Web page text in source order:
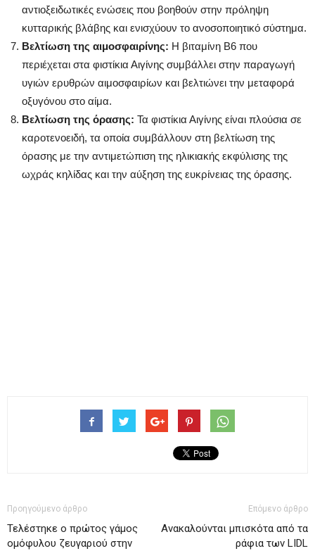
αντιοξειδωτικές ενώσεις που βοηθούν στην πρόληψη
κυτταρικής βλάβης και ενισχύουν το ανοσοποιητικό σύστημα.
Βελτίωση της αιμοσφαιρίνης: Η βιταμίνη Β6 που
περιέχεται στα φιστίκια Αιγίνης συμβάλλει στην παραγωγή
υγιών ερυθρών αιμοσφαιρίων και βελτιώνει την μεταφορά
οξυγόνου στο αίμα.
Βελτίωση της όρασης: Τα φιστίκια Αιγίνης είναι πλούσια σε
καροτενοειδή, τα οποία συμβάλλουν στη βελτίωση της
όρασης με την αντιμετώπιση της ηλικιακής εκφύλισης της
ωχράς κηλίδας και την αύξηση της ευκρίνειας της όρασης.
Προηγούμενο άρθρο
Τελέστηκε ο πρώτος γάμος
ομόφυλου ζευγαριού στην
Επόμενο άρθρο
Ανακαλούνται μπισκότα από τα
ράφια των LIDL